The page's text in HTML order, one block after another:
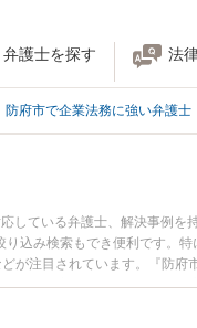
弁護士を探す 法
防府市で企業法務に強い弁護士
ている弁護士、解決事例を
込み検索もでき便利です。
が注目されています。『防
い』『初回相談無料で不祥